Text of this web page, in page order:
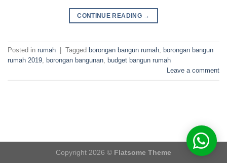
CONTINUE READING →
Posted in rumah Tagged borongan bangun rumah
borongan bangun
rumah 2019
borongan bangunan
budget bangun rumah
Leave a comment
Copyright 2026 © Flatsome Theme